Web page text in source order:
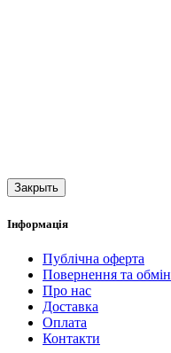
Закрыть
Інформація
Публічна оферта
Повернення та обмін
Про нас
Доставка
Оплата
Контакти